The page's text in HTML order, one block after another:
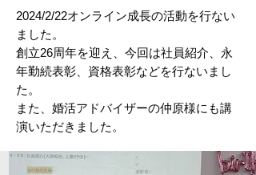
2024/2/22オンライン成長の活動を行ない
ました。
創立26周年を迎え、今回は社員紹介、永
年勤続表彰、資格表彰などを行ないまし
た。
​また、婚活アドバイザーの仲原様にも講
演いただきました。